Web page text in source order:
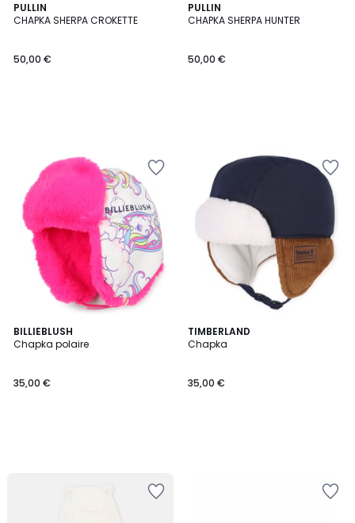
PULLIN
CHAPKA SHERPA CROKETTE
50,00 €
PULLIN
CHAPKA SHERPA HUNTER
50,00 €
BILLIEBLUSH
Chapka polaire
35,00 €
TIMBERLAND
Chapka
35,00 €